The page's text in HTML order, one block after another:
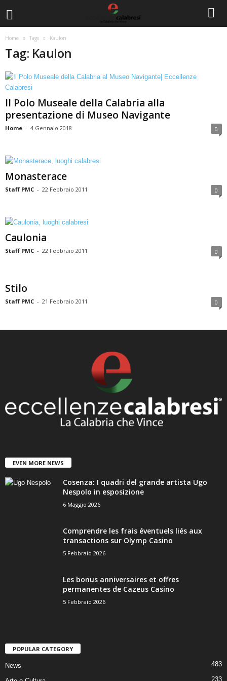
Home Tags Kaulon
Tag: Kaulon
Il Polo Museale della Calabria alla
presentazione di Museo Navigante
Home - 4 Gennaio 2018 0
Monasterace
Staff PMC - 22 Febbraio 2011 0
Caulonia
Staff PMC - 22 Febbraio 2011 0
Stilo
Staff PMC - 21 Febbraio 2011 0
EVEN MORE NEWS
Cosenza: I quadri del grande artista Ugo
Nespolo in esposizione
6 Maggio 2026
Comprendre les frais éventuels liés aux
transactions sur Olymp Casino
5 Febbraio 2026
Les bonus anniversaires et offres
permanentes de Cazeus Casino
5 Febbraio 2026
POPULAR CATEGORY
News 483
233